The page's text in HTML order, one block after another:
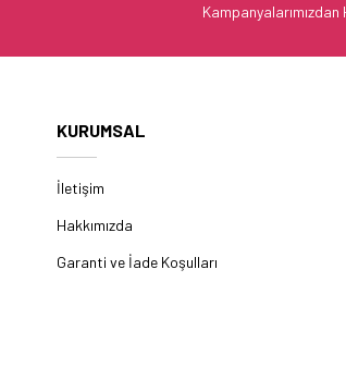
KURUMSAL
İletişim
Hakkımızda
Garanti ve İade Koşulları